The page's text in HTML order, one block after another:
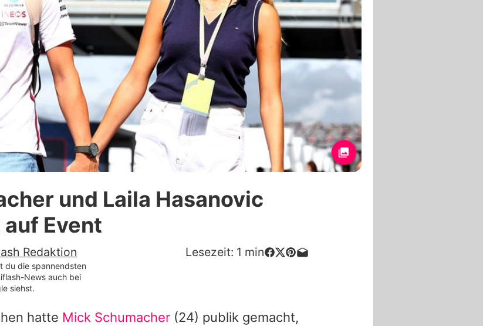
Alle Themen auf Promiflash
Jobs
App runterladen
Team
Redaktionelle Richtlinien
Impressum
Datenschutzerklärung
Nutzungsbedingungen
Utiq verwalten
und Laila Hasanovic
Event
Redaktion Lesezeit: 1 min
du die spannendsten
News auch bei
siehst.
hatte Mick Schumacher (24) publik gemacht,